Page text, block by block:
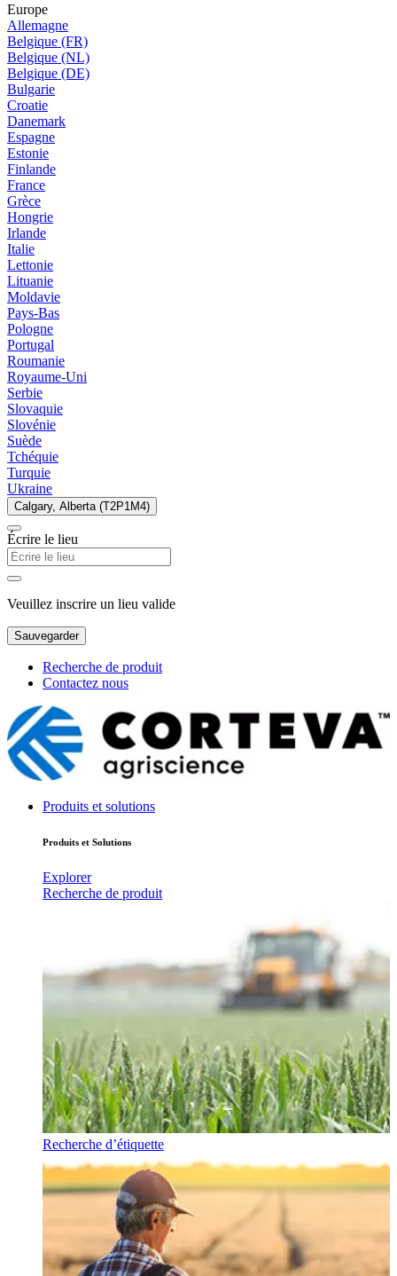
Europe
Allemagne
Belgique (FR)
Belgique (NL)
Belgique (DE)
Bulgarie
Croatie
Danemark
Espagne
Estonie
Finlande
France
Grèce
Hongrie
Irlande
Italie
Lettonie
Lituanie
Moldavie
Pays-Bas
Pologne
Portugal
Roumanie
Royaume-Uni
Serbie
Slovaquie
Slovénie
Suède
Tchéquie
Turquie
Ukraine
Calgary, Alberta (T2P1M4)
Écrire le lieu
Veuillez inscrire un lieu valide
Sauvegarder
Recherche de produit
Contactez nous
Produits et solutions
Produits et Solutions
Explorer
Recherche de produit
Recherche d’étiquette